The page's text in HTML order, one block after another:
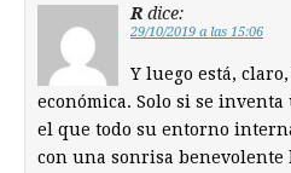
R dice:
29/10/2019 a las 15:06
Y luego está,
económica. Solo si se
el que todo su entorno
con una sonrisa